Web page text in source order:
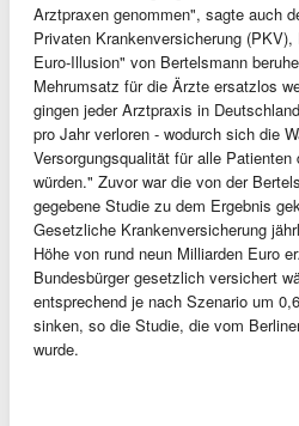
Arztpraxen genommen", sagte auch
Privaten Krankenversicherung
Euro-Illusion" von Bertelsmann
Mehrumsatz für die Ärzte ersatzlos
gingen jeder Arztpraxis in
pro Jahr verloren - wodurch sich die
Versorgungsqualität für alle
würden." Zuvor war die von der
gegebene Studie zu dem Ergebnis
Gesetzliche Krankenversicherung
Höhe von rund neun Milliarden Euro
Bundesbürger gesetzlich versichert
entsprechend je nach Szenario um
sinken, so die Studie, die vom
wurde.